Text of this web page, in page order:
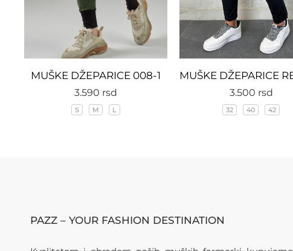
MUŠKE DŽEPARICE 008-1
3.590 rsd
S M L
3.500 rsd
32 40 42
PAZZ – YOUR FASHION DESTINATION